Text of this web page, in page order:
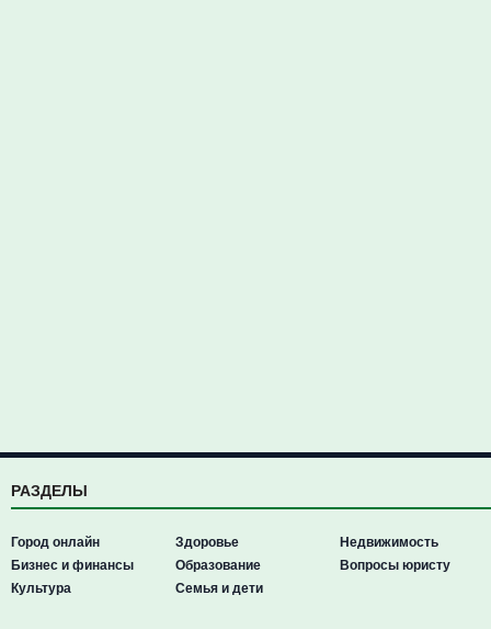
РАЗДЕЛЫ
Город онлайн
Бизнес и финансы
Культура
Здоровье
Образование
Семья и дети
Недвижимость
Вопросы юристу